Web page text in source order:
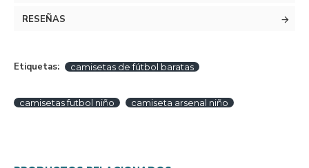
RESEÑAS
Etiquetas: camisetas de fútbol baratas
camisetas futbol niño camiseta arsenal niño